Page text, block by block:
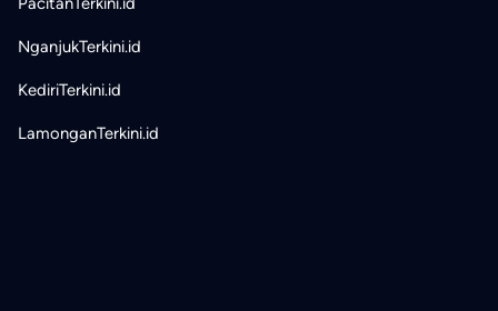
NganjukTerkini.id
KediriTerkini.id
LamonganTerkini.id